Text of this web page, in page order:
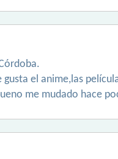
gusta el anime,las
me mudado hace